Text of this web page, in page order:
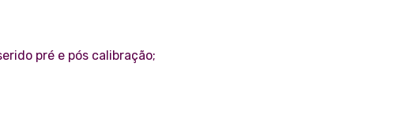
pré e pós calibração;